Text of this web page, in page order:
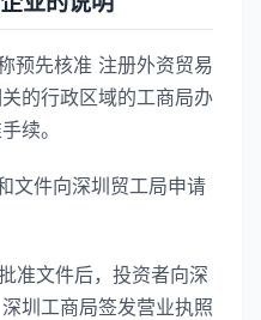
先核准 注册外资贸易
的行政区域的工商局办
续。
件向深圳贸工局申请
文件后，投资者向深
圳工商局签发营业执照